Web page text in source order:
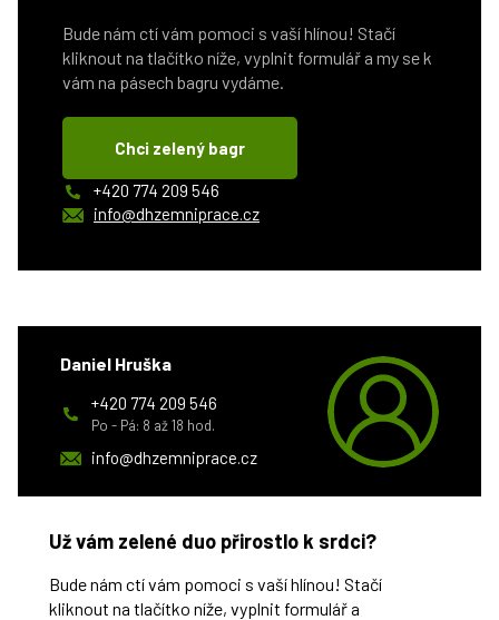
Bude nám ctí vám pomoci s vaší hlínou! Stačí
kliknout na tlačítko níže, vyplnit formulář a my se k
vám na pásech bagru vydáme.
Chci zelený bagr
+420 774 209 546
info@dhzemniprace.cz
Daniel Hruška
+420 774 209 546
Po - Pá: 8 až 18 hod.
info@dhzemniprace.cz
Už vám zelené duo přirostlo k srdci?
Bude nám ctí vám pomoci s vaší hlínou! Stačí
kliknout na tlačítko níže, vyplnit formulář a